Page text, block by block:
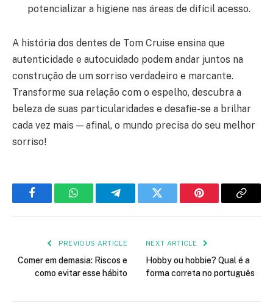
potencializar a higiene nas áreas de difícil acesso.
A história dos dentes de Tom Cruise ensina que
autenticidade e autocuidado podem andar juntos na
construção de um sorriso verdadeiro e marcante.
Transforme sua relação com o espelho, descubra a
beleza de suas particularidades e desafie-se a brilhar
cada vez mais — afinal, o mundo precisa do seu melhor
sorriso!
FacebookWhatsAppTelegramTwitter Pinterest Copy
PREVIOUS ARTICLE
Comer em demasia: Riscos e
como evitar esse hábito
NEXT ARTICLE
Hobby ou hobbie? Qual é a
forma correta no português